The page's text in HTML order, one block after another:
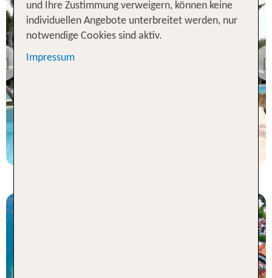
Previous
und Ihre Zustimmung verweigern, können keine
individuellen Angebote unterbreitet werden, nur
notwendige Cookies sind aktiv.
Impressum